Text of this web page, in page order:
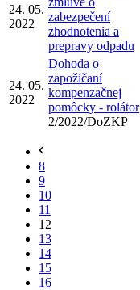
24. 05.
2022
zabezpečení
zhodnotenia a
prepravy odpadu
24. 05.
2022
Dohoda o
zapožičaní
kompenzačnej
pomôcky - rolátor
2/2022/DoZKP
8
9
10
11
12
13
14
15
16